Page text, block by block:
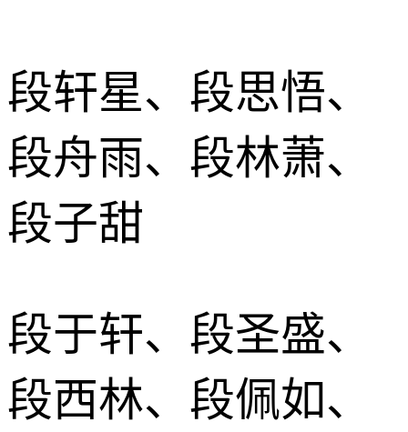
段轩星、段思悟、
段舟雨、段林萧、
段子甜
段于轩、段圣盛、
段西林、段佩如、